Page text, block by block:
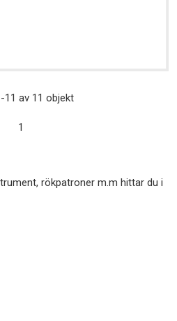
11 av 11 objekt
1
rökpatroner m.m hittar du i